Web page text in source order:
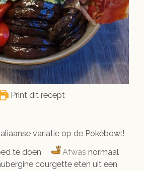
Print dit recept
variatie op de Pokébowl!
te doen Afwasnormaal
courgette eten uit een